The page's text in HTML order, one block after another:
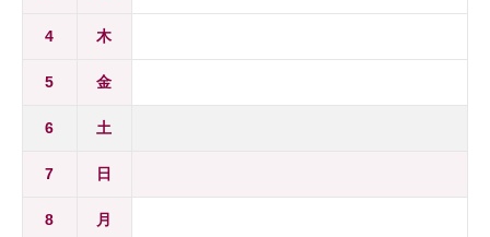
4 木
5 金
6 土
7 日
8 月